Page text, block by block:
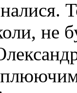
не